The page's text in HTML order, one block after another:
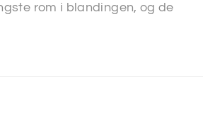
rom i blandingen, og de